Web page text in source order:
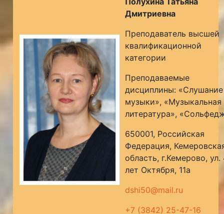
Дмитриевна
Преподаватель высшей
квалификационной
категории
Преподаваемые
дисциплины: «Слушание
музыки», «Музыкальная
литература»,
650001, Российская
Федерация,
область, г.Кемерово, ул.
лет Октября, 11а
dshi50@mail.ru
+7 (3842) 25-47-16